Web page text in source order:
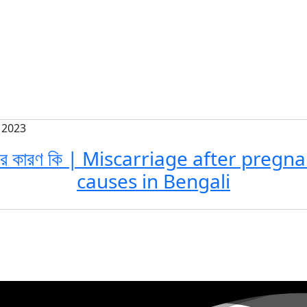
এর কারণ কি | Miscarriage after
causes in Bengali